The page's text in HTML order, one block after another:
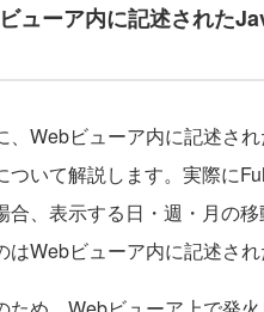
ューア内に記述された
、Webビューア内に記述さ
ついて解説します。実際に
合、表示する日・週・月の
はWebビューア内に記述さ